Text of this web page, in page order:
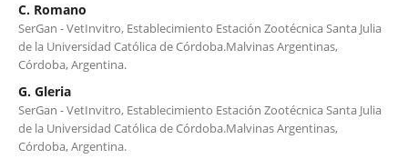
C. Romano
SerGan - VetInvitro, Establecimiento Estación Zootécnica Santa Julia
de la Universidad Católica de Córdoba.Malvinas Argentinas,
Córdoba, Argentina.
G. Gleria
SerGan - VetInvitro, Establecimiento Estación Zootécnica Santa Julia
de la Universidad Católica de Córdoba.Malvinas Argentinas,
Córdoba, Argentina.